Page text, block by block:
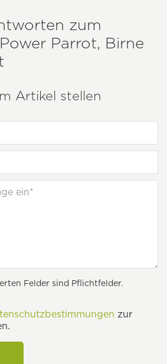
zum
Parrot, Birne
Artikel stellen
Felder sind Pflichtfelder.
zur